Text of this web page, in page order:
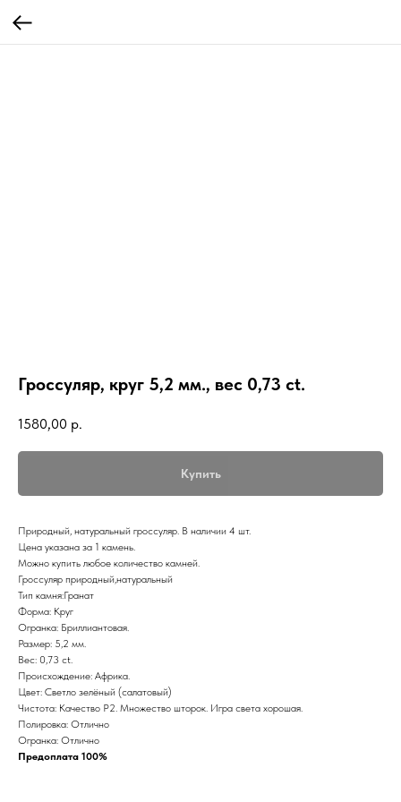
Гроссуляр, круг 5,2 мм., вес 0,73 ct.
1580,00 р.
Купить
Природный, натуральный гроссуляр. В наличии 4 шт.
Цена указана за 1 камень.
Можно купить любое количество камней.
Гроссуляр природный,натуральный
Тип камня:Гранат
Форма: Круг
Огранка: Бриллиантовая.
Размер: 5,2 мм.
Вес: 0,73 ct.
Происхождение: Африка.
Цвет: Светло зелёный (салатовый)
Чистота: Качество Р2. Множество шторок. Игра света хорошая.
Полировка: Отлично
Огранка: Отлично
Предоплата 100%